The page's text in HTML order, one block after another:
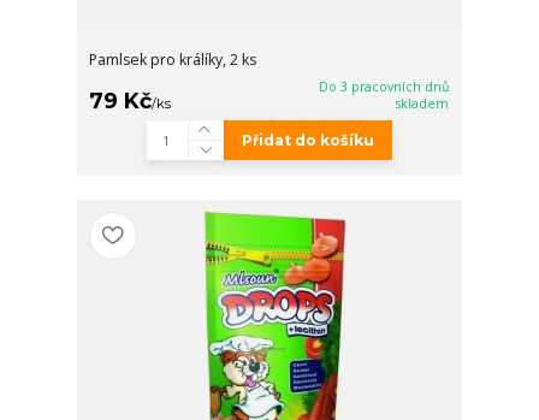
Pamlsek pro králíky, 2 ks
79 Kč/ks
Do 3 pracovních dnů
skladem
Přidat do košíku